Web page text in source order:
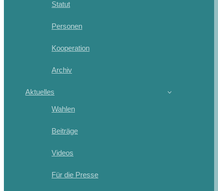
Statut
Personen
Kooperation
Archiv
Aktuelles
Wahlen
Beiträge
Videos
Für die Presse